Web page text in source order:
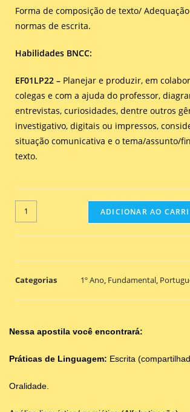
Forma de composição de texto/
normas de escrita.
Habilidades BNCC:
EF01LP22 – Planejar e produzir, em
colegas e com a ajuda do professor,
entrevistas, curiosidades, dentre outros
investigativo, digitais ou impressos,
situação comunicativa e o tema/assunto/
texto.
ADICIONAR AO
Categorias 1º Ano Fundamental
Nessa apostila você encontrará:
Práticas de Linguagem: Escrita
Oralidade.